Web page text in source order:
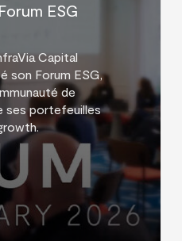
ESG
Capital
son Forum ESG,
de
ses portefeuilles